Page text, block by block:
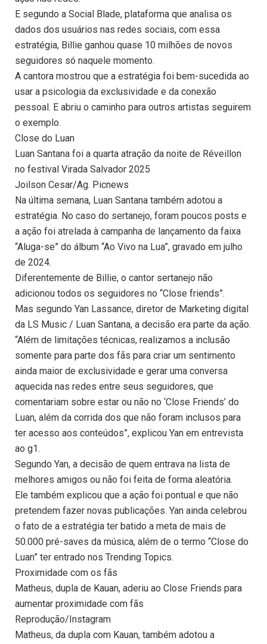
E segundo a Social Blade, plataforma que analisa os
dados dos usuários nas redes sociais, com essa
estratégia, Billie ganhou quase 10 milhões de novos
seguidores só naquele momento.
A cantora mostrou que a estratégia foi bem-sucedida ao
usar a psicologia da exclusividade e da conexão
pessoal. E abriu o caminho para outros artistas seguirem
o exemplo.
Close do Luan
Luan Santana foi a quarta atração da noite de Réveillon
no festival Virada Salvador 2025
Joilson Cesar/Ag. Picnews
Na última semana, Luan Santana também adotou a
estratégia. No caso do sertanejo, foram poucos posts e
a ação foi atrelada à campanha de lançamento da faixa
“Aluga-se” do álbum “Ao Vivo na Lua”, gravado em julho
de 2024.
Diferentemente de Billie, o cantor sertanejo não
adicionou todos os seguidores no “Close friends”.
Mas segundo Yan Lassance, diretor de Marketing digital
da LS Music / Luan Santana, a decisão era parte da ação.
“Além de limitações técnicas, realizamos a inclusão
somente para parte dos fãs para criar um sentimento
ainda maior de exclusividade e gerar uma conversa
aquecida nas redes entre seus seguidores, que
comentariam sobre estar ou não no ‘Close Friends’ do
Luan, além da corrida dos que não foram inclusos para
ter acesso aos conteúdos”, explicou Yan em entrevista
ao g1.
Segundo Yan, a decisão de quem entrava na lista de
melhores amigos ou não foi feita de forma aleatória.
Ele também explicou que a ação foi pontual e que não
pretendem fazer novas publicações. Yan ainda celebrou
o fato de a estratégia ter batido a meta de mais de
50.000 pré-saves da música, além de o termo “Close do
Luan” ter entrado nos Trending Topics.
Proximidade com os fãs
Matheus, dupla de Kauan, aderiu ao Close Friends para
aumentar proximidade com fãs
Reprodução/Instagram
Matheus, da dupla com Kauan, também adotou a